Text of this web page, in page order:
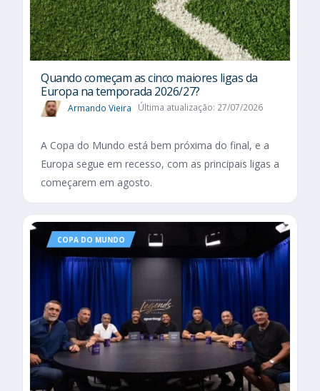
Quando começam as cinco maiores ligas da
Europa na temporada 2026/27?
Armando Vieira Última atualização: 27/07/2026
A Copa do Mundo está bem próxima do final, e a
Europa segue em recesso, com as principais ligas a
começarem em agosto.
COPA DO MUNDO